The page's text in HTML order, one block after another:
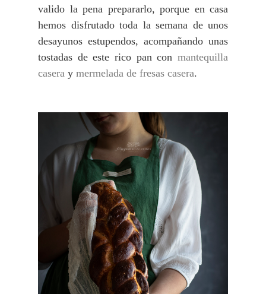
valido la pena prepararlo, porque en casa
hemos disfrutado toda la semana de unos
desayunos estupendos, acompañando unas
tostadas de este rico pan con mantequilla
casera y mermelada de fresas casera.